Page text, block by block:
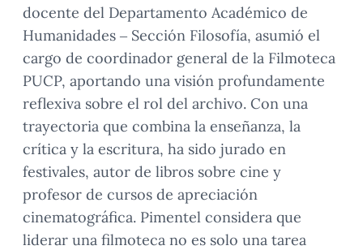
docente del Departamento Académico de
Humanidades – Sección Filosofía, asumió el
cargo de coordinador general de la Filmoteca
PUCP, aportando una visión profundamente
reflexiva sobre el rol del archivo. Con una
trayectoria que combina la enseñanza, la
crítica y la escritura, ha sido jurado en
festivales, autor de libros sobre cine y
profesor de cursos de apreciación
cinematográfica. Pimentel considera que
liderar una filmoteca no es solo una tarea